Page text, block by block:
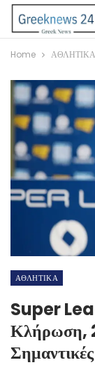
Home ΑΘΛΗΤΙΚΑ
ΑΘΛΗΤΙΚΑ
Super
Κλήρωση,